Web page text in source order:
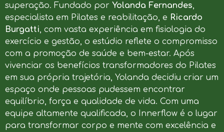
superação. Fundado por Yolanda Fernandes,
especialista em Pilates e reabilitação, e Ricardo
Burgatti, com vasta experiência em fisiologia do
exercício e gestão, o estúdio reflete o compromisso
com a promoção de saúde e bem-estar. Após
vivenciar os benefícios transformadores do Pilates
em sua própria trajetória, Yolanda decidiu criar um
espaço onde pessoas pudessem encontrar
equilíbrio, força e qualidade de vida. Com uma
equipe altamente qualificada, o Innerflow é o lugar
para transformar corpo e mente com excelência e